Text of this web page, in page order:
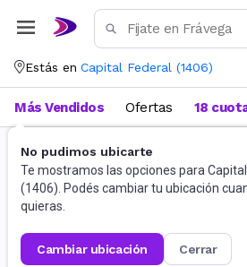
Estás en Capital Federal (1406)
No pudimos ubicarte
Te mostramos las opciones para
(1406). Podés cambiar tu ubicación
quieras.
cambiar ubicación cerrar
Más Vendidos Ofertas 18
No encontramos